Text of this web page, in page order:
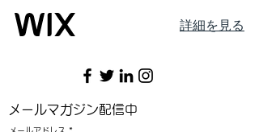
詳細を見る